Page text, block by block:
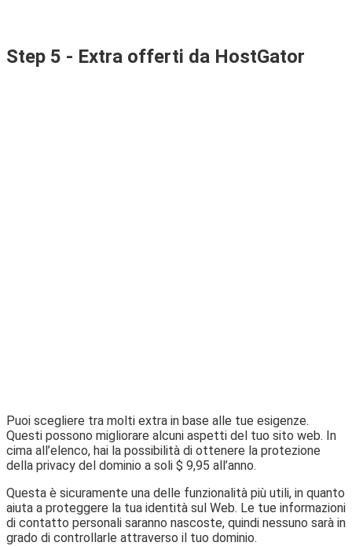
Step 5 - Extra offerti da HostGator
Puoi scegliere tra molti extra in base alle tue esigenze.
Questi possono migliorare alcuni aspetti del tuo sito web. In
cima all’elenco, hai la possibilità di ottenere la protezione
della privacy del dominio a soli $ 9,95 all’anno.
Questa è sicuramente una delle funzionalità più utili, in quanto
aiuta a proteggere la tua identità sul Web. Le tue informazioni
di contatto personali saranno nascoste, quindi nessuno sarà in
grado di controllarle attraverso il tuo dominio.